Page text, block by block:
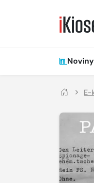
Hlavní Noviny
E-